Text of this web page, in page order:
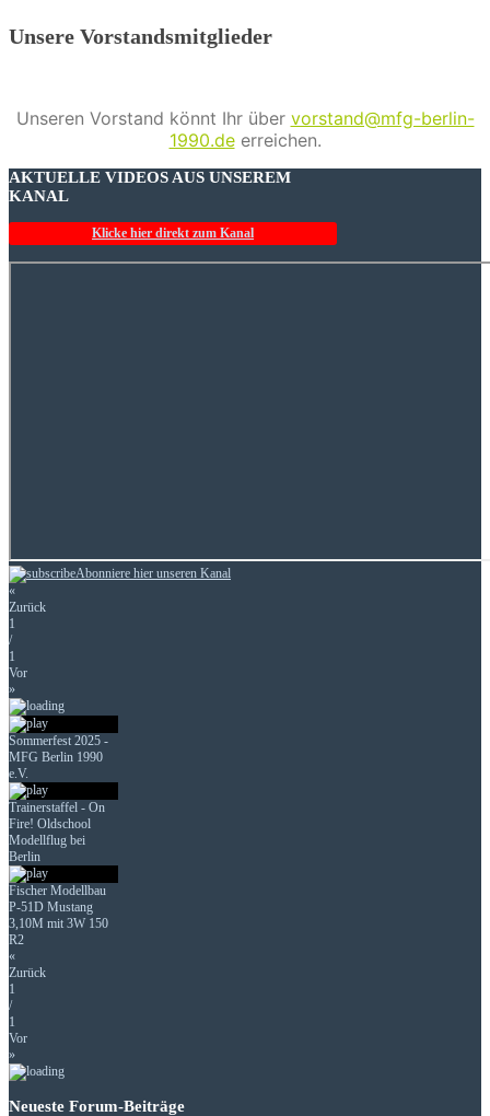
Unsere Vorstandsmitglieder
Unseren Vorstand könnt Ihr über vorstand@mfg-berlin-
1990.deerreichen.
AKTUELLE VIDEOS AUS UNSEREM
KANAL
Klicke hier direkt zum Kanal
Abonniere hier unseren Kanal
«
Zurück
1
/
1
Vor
»
Sommerfest 2025 -
MFG Berlin 1990
e.V.
Trainerstaffel - On
Fire! Oldschool
Modellflug bei
Berlin
Fischer Modellbau
P-51D Mustang
3,10M mit 3W 150
R2
«
Zurück
1
/
1
Vor
»
Neueste Forum-Beiträge